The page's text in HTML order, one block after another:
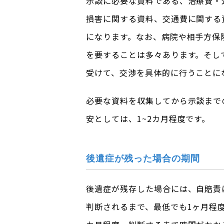
損害に関する資料、交通費に関す
になります。なお、病院や相手方
を要することは多々あります。そ
受けて、交渉を具体的に行うことに
必要な資料を収集してから示談ま
安としては、1~2カ月程度です。
後遺症が残った場合の期間
後遺症が残存した場合には、自賠
判断されるまで、最低でも1ヶ月程